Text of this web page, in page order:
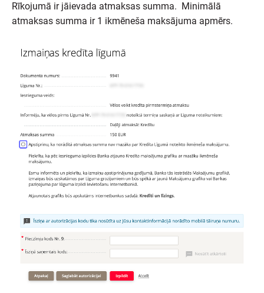
Rīkojumā ir jāievada atmaksas summa. Minimālā
atmaksas summa ir 1 ikmēneša maksājuma apmērs.